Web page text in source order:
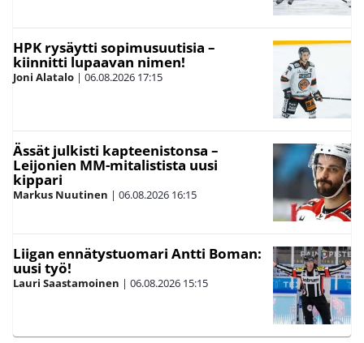
HPK rysäytti sopimusuutisia –
kiinnitti lupaavan nimen!
Joni Alatalo | 06.08.2026 17:15
Ässät julkisti kapteenistonsa –
Leijonien MM-mitalistista uusi
kippari
Markus Nuutinen | 06.08.2026 16:15
Liigan ennätystuomari Antti Boman:
uusi työ!
Lauri Saastamoinen | 06.08.2026 15:15